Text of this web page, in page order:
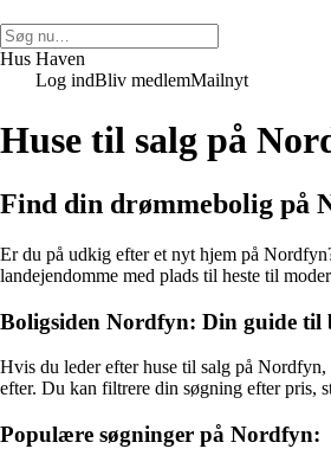
Hus Haven
Log indBliv medlemMailnyt
Huse til salg på
Find din drømmebolig på
Er du på udkig efter et nyt hjem på
landejendomme med plads til heste til
Boligsiden Nordfyn: Din guide til
Hvis du leder efter huse til salg på
efter. Du kan filtrere din søgning efter pris,
Populære søgninger på Nordfyn: